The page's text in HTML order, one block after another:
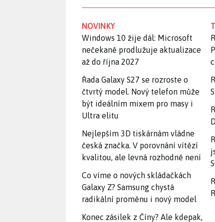
NOVINKY
Windows 10 žije dál: Microsoft
nečekaně prodlužuje aktualizace
až do října 2027
Řada Galaxy S27 se rozroste o
čtvrtý model. Nový telefon může
být ideálním mixem pro masy i
Ultra elitu
Nejlepším 3D tiskárnám vládne
česká značka. V porovnání vítězí
kvalitou, ale levná rozhodně není
Co víme o nových skládačkách
Galaxy Z? Samsung chystá
radikální proměnu i nový model
Konec zásilek z Číny? Ale kdepak,